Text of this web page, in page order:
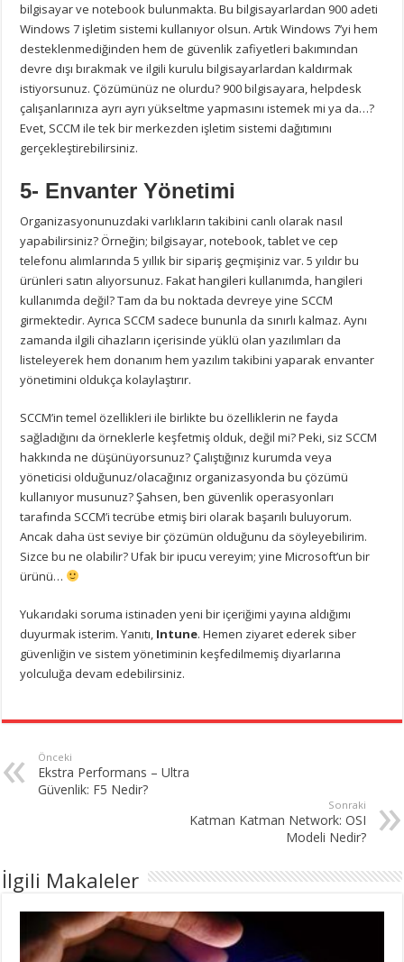
bilgisayar ve notebook bulunmakta. Bu bilgisayarlardan 900 adeti
Windows 7 işletim sistemi kullanıyor olsun. Artık Windows 7’yi hem
desteklenmediğinden hem de güvenlik zafiyetleri bakımından
devre dışı bırakmak ve ilgili kurulu bilgisayarlardan kaldırmak
istiyorsunuz. Çözümünüz ne olurdu? 900 bilgisayara, helpdesk
çalışanlarınıza ayrı ayrı yükseltme yapmasını istemek mi ya da…?
Evet, SCCM ile tek bir merkezden işletim sistemi dağıtımını
gerçekleştirebilirsiniz.
5- Envanter Yönetimi
Organizasyonunuzdaki varlıkların takibini canlı olarak nasıl
yapabilirsiniz? Örneğin; bilgisayar, notebook, tablet ve cep
telefonu alımlarında 5 yıllık bir sipariş geçmişiniz var. 5 yıldır bu
ürünleri satın alıyorsunuz. Fakat hangileri kullanımda, hangileri
kullanımda değil? Tam da bu noktada devreye yine SCCM
girmektedir. Ayrıca SCCM sadece bununla da sınırlı kalmaz. Aynı
zamanda ilgili cihazların içerisinde yüklü olan yazılımları da
listeleyerek hem donanım hem yazılım takibini yaparak envanter
yönetimini oldukça kolaylaştırır.
SCCM’in temel özellikleri ile birlikte bu özelliklerin ne fayda
sağladığını da örneklerle keşfetmiş olduk, değil mi? Peki, siz SCCM
hakkında ne düşünüyorsunuz? Çalıştığınız kurumda veya
yöneticisi olduğunuz/olacağınız organizasyonda bu çözümü
kullanıyor musunuz? Şahsen, ben güvenlik operasyonları
tarafında SCCM’i tecrübe etmiş biri olarak başarılı buluyorum.
Ancak daha üst seviye bir çözümün olduğunu da söyleyebilirim.
Sizce bu ne olabilir? Ufak bir ipucu vereyim; yine Microsoft’un bir
ürünü…
Yukarıdaki soruma istinaden yeni bir içeriğimi yayına aldığımı
duyurmak isterim. Yanıtı, Intune. Hemen ziyaret ederek siber
güvenliğin ve sistem yönetiminin keşfedilmemiş diyarlarına
yolculuğa devam edebilirsiniz.
Önceki
Ekstra Performans – Ultra
Güvenlik: F5 Nedir?
Sonraki
Katman Katman Network: OSI
Modeli Nedir?
İlgili Makaleler